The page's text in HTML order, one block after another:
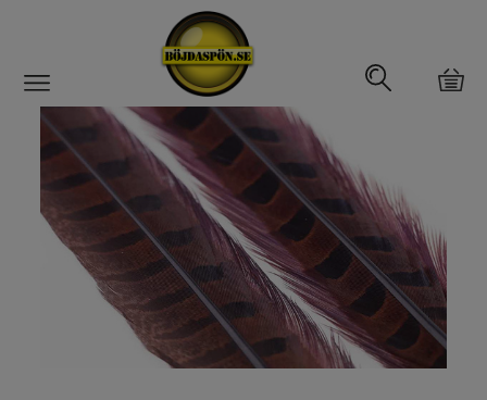
Gäddfemman
Abborrfemman
Interfiske